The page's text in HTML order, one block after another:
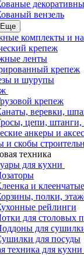
вензель
Еще
комплекты и
крепеж
ленты
крепеж
и шурупы
крепеж
веревки,
цепи,
анкеры и
и скобы
техника
для кухни
и
полки,
рейлинги
для столовых
для
для посуды
техника для кухни